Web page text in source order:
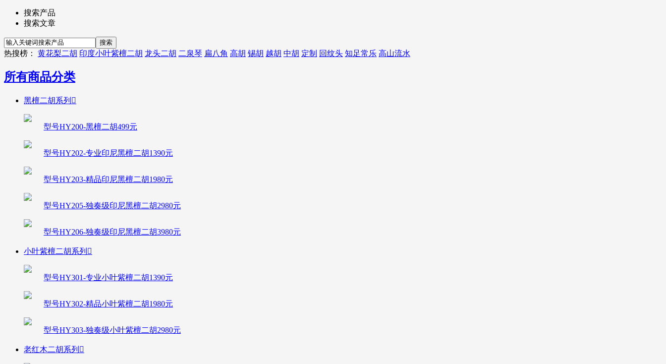
搜索产品
搜索文章
热搜榜： 黄花梨二胡 印度小叶紫檀二胡 龙头二胡 二泉琴 扁八角 高胡 锡胡 越胡 中胡 定制 回纹头 知足常乐 高山流水
所有商品分类
黑檀二胡系列 
型号HY200-黑檀二胡499元
型号HY202-专业印尼黑檀二胡1390元
型号HY203-精品印尼黑檀二胡1980元
型号HY205-独奏级印尼黑檀二胡2980元
型号HY206-独奏级印尼黑檀二胡3980元
小叶紫檀二胡系列 
型号HY301-专业小叶紫檀二胡1390元
型号HY302-精品小叶紫檀二胡1980元
型号HY303-独奏级小叶紫檀二胡2980元
老红木二胡系列 